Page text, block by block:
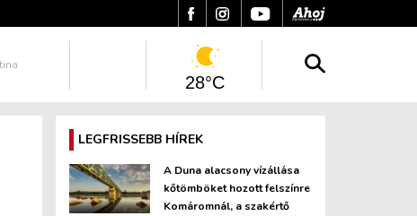
28°C
LEGFRISSEBB HÍREK
A Duna alacsony vízállása
kőtömböket hozott felszínre
Komáromnál, a szakértő